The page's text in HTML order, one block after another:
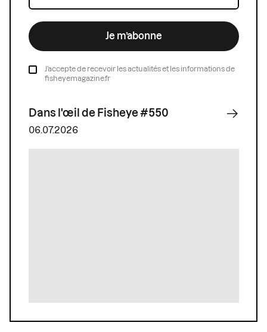
Je m’abonne
J’accepte de recevoir les actualités et les informations de
fisheyemagazine.fr
Dans l'œil de Fisheye #550
06.07.2026